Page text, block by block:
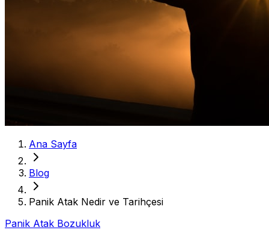
Ana Sayfa
Blog
Panik Atak Nedir ve Tarihçesi
Panik Atak Bozukluk